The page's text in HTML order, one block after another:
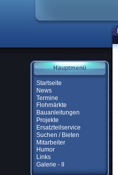
Hauptmenü
Startseite
News
Termine
Flohmärkte
Bauanleitungen
Projekte
Ersatzteilservice
Suchen / Bieten
Mitarbeiter
Humor
Links
Galerie - II